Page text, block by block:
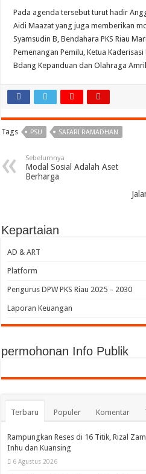
Pada agenda tersebut turut hadir
Aidi Maazat yang juga memberikan
Syamsudin B, Bendahara PKS Riau
Pemenangan Pemilu, Ketua
Bdang Kepanduan dan Olahraga
Tags PSU SAFARI RAMADHAN
Sebelumnya
Modal Sosial Adalah Aset
Berharga
Kepartaian
AD & ART
Platform
Pengurus DPW PKS Riau 2025 – 2030
Laporan Keuangan
permohonan Info Publik
Terbaru Populer Komentar
Rampungkan Reses di 16 Titik, Rizal
Inhu dan Kuansing
6 Agustus 2026